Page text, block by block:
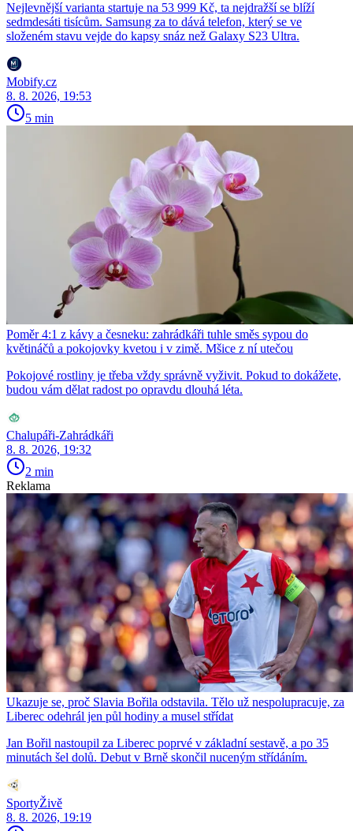
Nejlevnější varianta startuje na 53 999 Kč, ta nejdražší se blíží
sedmdesáti tisícům. Samsung za to dává telefon, který se ve
složeném stavu vejde do kapsy snáz než Galaxy S23 Ultra.
Mobify.cz
8. 8. 2026, 19:53
5 min
Poměr 4:1 z kávy a česneku: zahrádkáři tuhle směs sypou do
květináčů a pokojovky kvetou i v zimě. Mšice z ní utečou
Pokojové rostliny je třeba vždy správně vyživit. Pokud to dokážete,
budou vám dělat radost po opravdu dlouhá léta.
Chalupáři-Zahrádkáři
8. 8. 2026, 19:32
2 min
Reklama
Ukazuje se, proč Slavia Bořila odstavila. Tělo už nespolupracuje, za
Liberec odehrál jen půl hodiny a musel střídat
Jan Bořil nastoupil za Liberec poprvé v základní sestavě, a po 35
minutách šel dolů. Debut v Brně skončil nuceným střídáním.
SportyŽivě
8. 8. 2026, 19:19